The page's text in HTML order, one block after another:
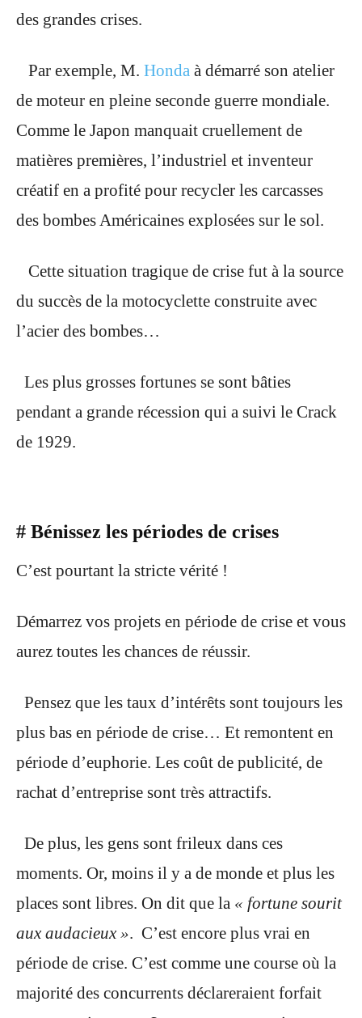
des grandes crises.
Par exemple, M. Honda à démarré son atelier
de moteur en pleine seconde guerre mondiale.
Comme le Japon manquait cruellement de
matières premières, l’industriel et inventeur
créatif en a profité pour recycler les carcasses
des bombes Américaines explosées sur le sol.
Cette situation tragique de crise fut à la source
du succès de la motocyclette construite avec
l’acier des bombes…
Les plus grosses fortunes se sont bâties
pendant a grande récession qui a suivi le Crack
de 1929.
# Bénissez les périodes de crises
C’est pourtant la stricte vérité !
Démarrez vos projets en période de crise et vous
aurez toutes les chances de réussir.
Pensez que les taux d’intérêts sont toujours les
plus bas en période de crise… Et remontent en
période d’euphorie. Les coût de publicité, de
rachat d’entreprise sont très attractifs.
De plus, les gens sont frileux dans ces
moments. Or, moins il y a de monde et plus les
places sont libres. On dit que la « fortune sourit
aux audacieux ». C’est encore plus vrai en
période de crise. C’est comme une course où la
majorité des concurrents déclareraient forfait